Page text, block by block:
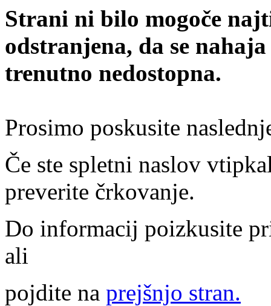
Strani ni bilo mogoče
odstranjena, da se
trenutno nedostopna.
Prosimo poskusite
Če ste spletni naslov
preverite črkovanje.
Do informacij poizkusite
ali
pojdite na prejšnjo stran.